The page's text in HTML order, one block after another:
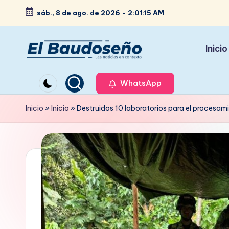
Saltar
contenido
sáb., 8 de ago. de 2026 - 2:01:17 AM
e
ri
d
noticias
en
contexto
Inicio
WhatsApp
Inicio »Inicio »Destruidos 10 laboratorios para el